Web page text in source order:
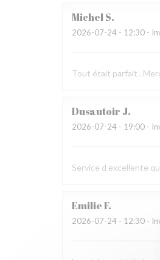
MichelS
2026-07-24 - 12:30 -
Tout était parfait .
Dusautoir J
2026-07-24 - 19:00 -
Service d excellente
EmilieF
2026-07-24 - 12:30 -